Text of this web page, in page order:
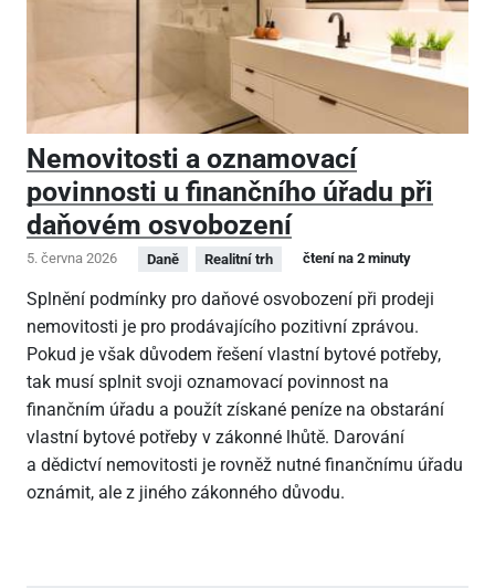
Nemovitosti a oznamovací
povinnosti u finančního úřadu při
daňovém osvobození
5. června 2026 Daně Realitní trh čtení na 2 minuty
Splnění podmínky pro daňové osvobození při prodeji
nemovitosti je pro prodávajícího pozitivní zprávou.
Pokud je však důvodem řešení vlastní bytové potřeby,
tak musí splnit svoji oznamovací povinnost na
finančním úřadu a použít získané peníze na obstarání
vlastní bytové potřeby v zákonné lhůtě. Darování
a dědictví nemovitosti je rovněž nutné finančnímu úřadu
oznámit, ale z jiného zákonného důvodu.